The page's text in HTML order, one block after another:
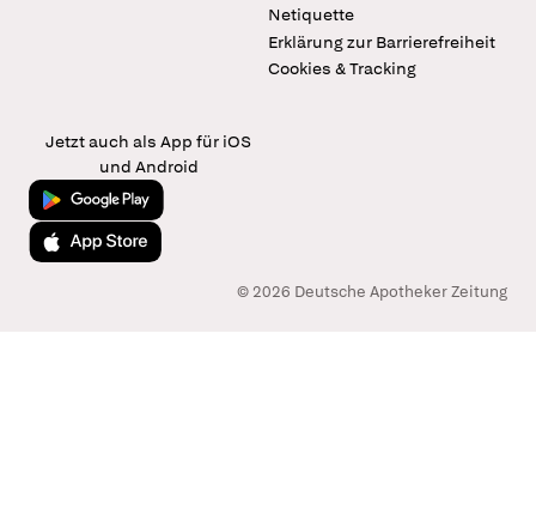
Netiquette
Erklärung zur Barrierefreiheit
Cookies & Tracking
Jetzt auch als App für iOS
und Android
Jetzt bei Google Play
Laden im App Store
© 2026 Deutsche Apotheker Zeitung